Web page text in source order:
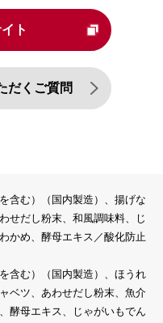
ト
だくご質問
含む）（国内製造）、揚げな
せだし粉末、和風調味料、じ
かめ、酵母エキス／酸化防止
含む）（国内製造）、ほうれ
ベツ、あわせだし粉末、魚介
酵母エキス、じゃがいもでん